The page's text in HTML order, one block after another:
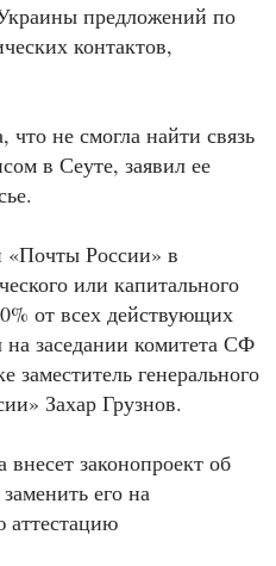
предложений по
контактов,
не смогла найти связь
в Сеуте, заявил ее
России» в
или капитального
от всех действующих
на заседании комитета СФ
заместитель генерального
Захар Грузнов.
законопроект об
его на
аттестацию